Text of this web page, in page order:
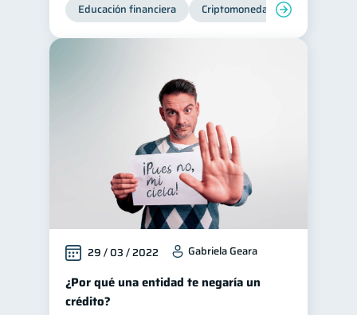
Educación financiera Criptomonedas
29 / 03 / 2022 Gabriela Geara
¿Por qué una entidad te negaría un
crédito?